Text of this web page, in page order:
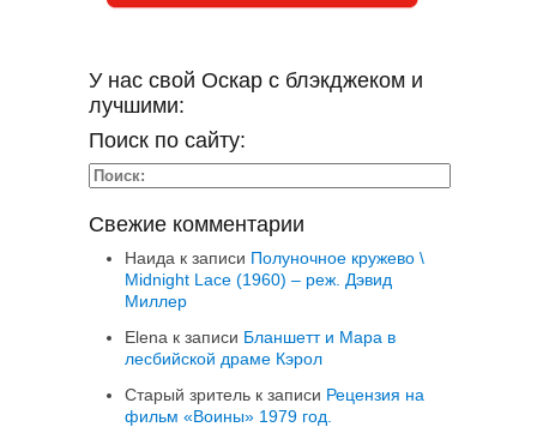
У нас свой Оскар с блэкджеком и
лучшими:
Поиск по сайту:
Свежие комментарии
Наида к записи Полуночное кружево \
Midnight Lace (1960) – реж. Дэвид
Миллер
Elena к записи Бланшетт и Мара в
лесбийской драме Кэрол
Старый зритель к записи Рецензия на
фильм «Воины» 1979 год.